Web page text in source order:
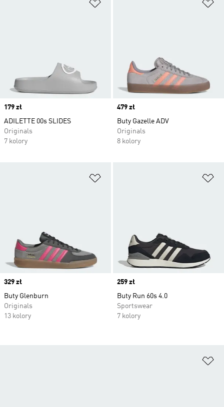
Price
179 zł
ADILETTE 00s SLIDES
Originals
7 kolory
Price
479 zł
Buty Gazelle ADV
Originals
8 kolory
Price
329 zł
Buty Glenburn
Originals
13 kolory
Price
259 zł
Buty Run 60s 4.0
Sportswear
7 kolory